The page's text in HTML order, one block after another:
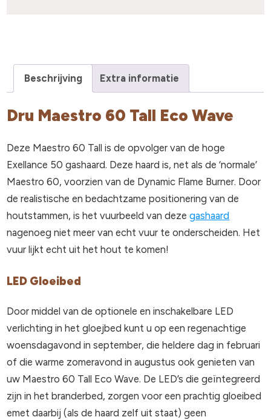
Beschrijving Extra informatie
Dru Maestro 60 Tall Eco Wave
Deze Maestro 60 Tall is de opvolger van de hoge
Exellance 50 gashaard. Deze haard is, net als de ‘normale’
Maestro 60, voorzien van de Dynamic Flame Burner. Door
de realistische en bedachtzame positionering van de
houtstammen, is het vuurbeeld van dezegashaard
nagenoeg niet meer van echt vuur te onderscheiden. Het
vuur lijkt echt uit het hout te komen!
LED Gloeibed
Door middel van de optionele en inschakelbare LED
verlichting in het gloejbed kunt u op een regenachtige
woensdagavond in september, die heldere dag in februari
of die warme zomeravond in augustus ook genieten van
uw Maestro 60 Tall Eco Wave. De LED’s die geïntegreerd
zijn in het branderbed, zorgen voor een prachtig gloeibed
emet daarbij (als de haard zelf uit staat) geen